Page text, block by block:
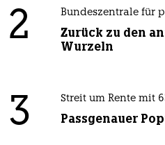
2 Bundeszentrale für
Zurück zu den
Wurzeln
3 Streit um Rente mit
Passgenauer